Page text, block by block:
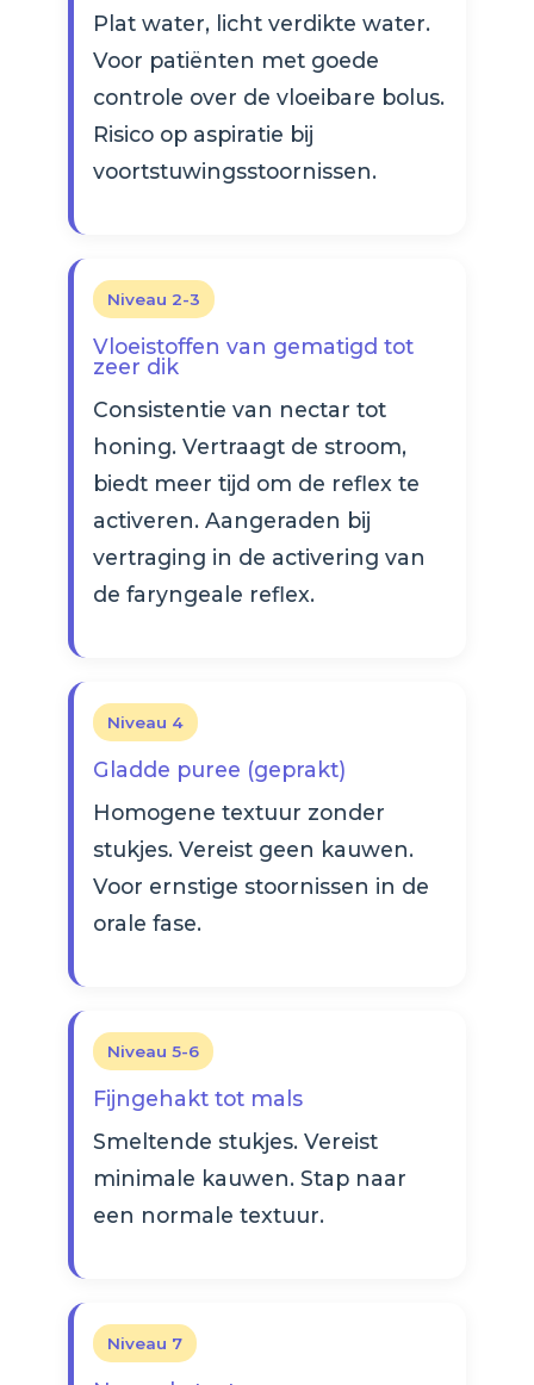
Plat water, licht verdikte water.
Voor patiënten met goede
controle over de vloeibare bolus.
Risico op aspiratie bij
voortstuwingsstoornissen.
Niveau 2-3
Vloeistoffen van gematigd tot
zeer dik
Consistentie van nectar tot
honing. Vertraagt de stroom,
biedt meer tijd om de reflex te
activeren. Aangeraden bij
vertraging in de activering van
de faryngeale reflex.
Niveau 4
Gladde puree (geprakt)
Homogene textuur zonder
stukjes. Vereist geen kauwen.
Voor ernstige stoornissen in de
orale fase.
Niveau 5-6
Fijngehakt tot mals
Smeltende stukjes. Vereist
minimale kauwen. Stap naar
een normale textuur.
Niveau 7